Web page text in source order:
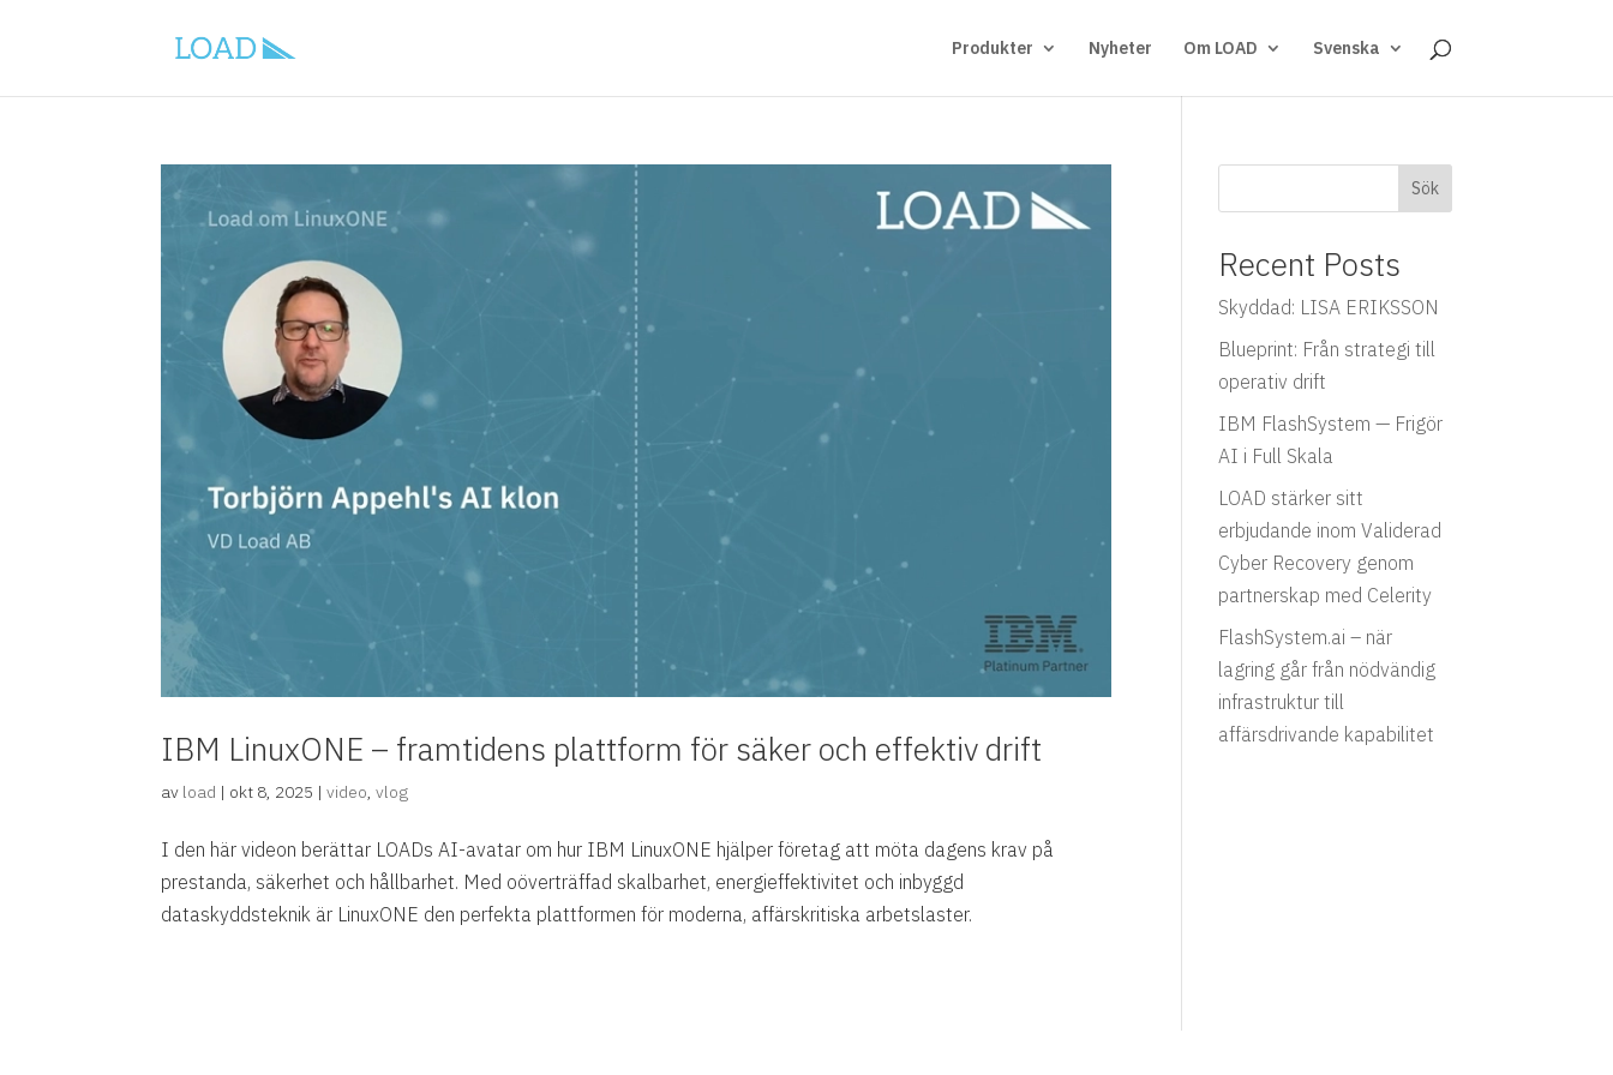
Produkter Nyheter Om LOAD Svenska
IBM LinuxONE – framtidens plattform för säker och effektiv drift
av load | okt 8, 2025 |video,vlog
I den här videon berättar LOADs AI-avatar om hur IBM LinuxONE hjälper företag att möta dagens krav på
prestanda, säkerhet och hållbarhet. Med oöverträffad skalbarhet, energieffektivitet och inbyggd
dataskyddsteknik är LinuxONE den perfekta plattformen för moderna, affärskritiska arbetslaster.
Sök
Recent Posts
Skyddad: LISA ERIKSSON
Blueprint: Från strategi till
operativ drift
IBM FlashSystem — Frigör
AI i Full Skala
LOAD stärker sitt
erbjudande inom Validerad
Cyber Recovery genom
partnerskap med Celerity
FlashSystem.ai – när
lagring går från nödvändig
infrastruktur till
affärsdrivande kapabilitet